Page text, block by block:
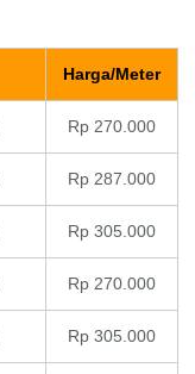
Harga/Meter
Rp 270.000
Rp 287.000
Rp 305.000
Rp 270.000
Rp 305.000